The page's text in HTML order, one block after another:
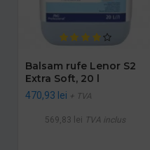
Balsam rufe Lenor S2
Extra Soft, 20 l
470,93 lei + TVA
569,83 lei TVA inclus